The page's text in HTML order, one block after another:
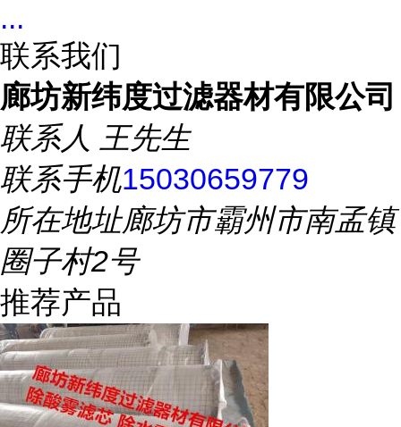
...
联系我们
廊坊新纬度过滤器材有限公司
联系人 王先生
联系手机15030659779
所在地址廊坊市霸州市南孟镇
圈子村2号
推荐产品